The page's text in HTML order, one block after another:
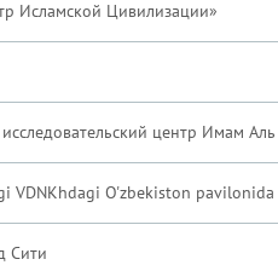
Исламской Цивилизации»
центр Имам
VDNKhdagi O'zbekiston
Сити